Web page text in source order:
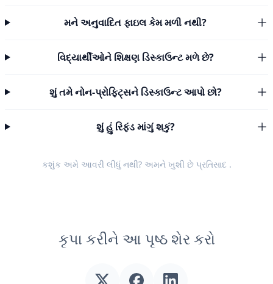
મને અનુવાદિત ફાઇલ કેમ મળી નથી?
વિદ્યાર્થીઓને શિક્ષણ ડિસ્કાઉન્ટ મળે છે?
શું તમે નોન-પ્રોફિટ્સને ડિસ્કાઉન્ટ આપો છો?
શું હું રિફંડ માંગું શકું?
કશુંક અમે આવરી લીધું નથી? અમને ખુશી છે પ્રતિસાદ .
કૃપા કરીને આ પૃષ્ઠ શેર કરો